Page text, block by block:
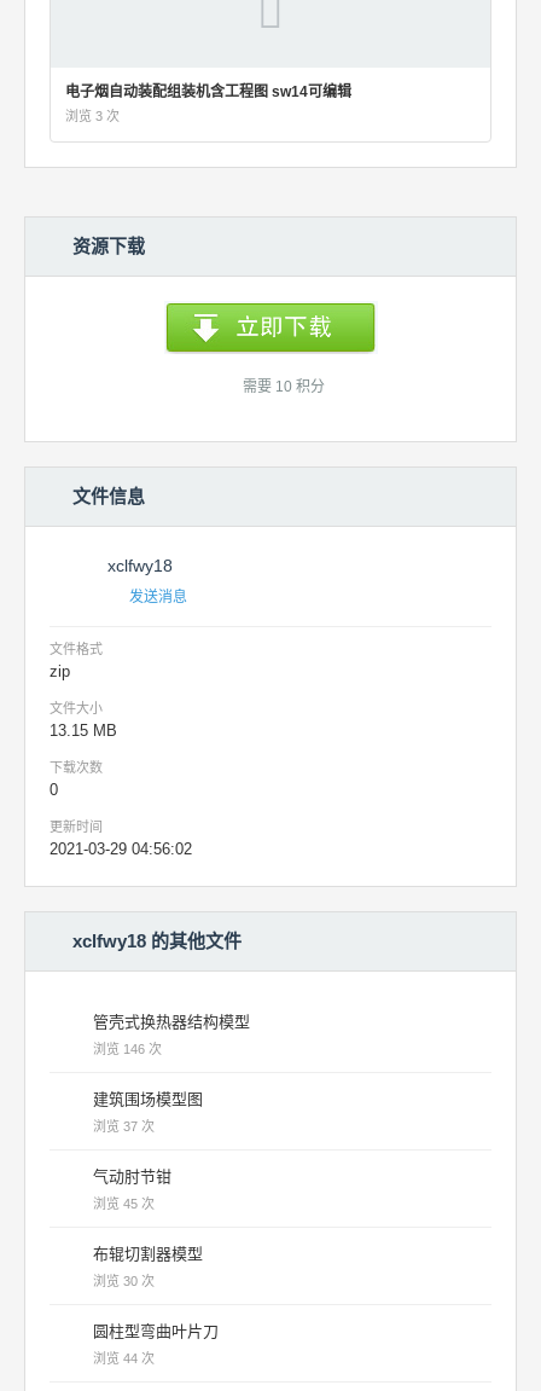
电子烟自动装配组装机含工程图 sw14可编辑
浏览 3 次
资源下载
需要 10 积分
文件信息
xclfwy18
发送消息
文件格式
zip
文件大小
13.15 MB
下载次数
0
更新时间
2021-03-29 04:56:02
xclfwy18 的其他文件
管壳式换热器结构模型
浏览 146 次
建筑围场模型图
浏览 37 次
气动肘节钳
浏览 45 次
布辊切割器模型
浏览 30 次
圆柱型弯曲叶片刀
浏览 44 次